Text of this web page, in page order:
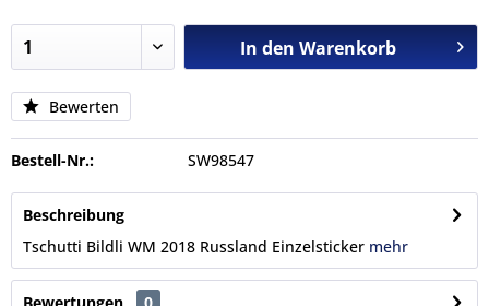
In den Warenkorb
Bewerten
Bestell-Nr.: SW98547
Beschreibung
Tschutti Bildli WM 2018 Russland Einzelsticker mehr